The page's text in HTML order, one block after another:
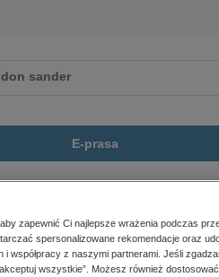
E-prasa
informacyjne
jest dostępny.
zapewnić Ci najlepsze wrażenia podczas
spersonalizowane rekomendacje oraz
i współpracy z naszymi partnerami. Jeśli
wszystkie”. Możesz również